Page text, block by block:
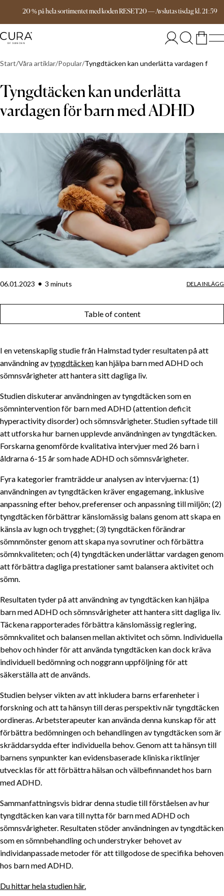
20 % på hela sortimentet med koden RESET20—Avslutastisdagkl.21:59
Fri frakt över 999 kr
Start Våra artiklar Popular Tyngdtäcken kan underlätta vardagen för
Tyngdtäcken kan underlätta
vardagen för barn med ADHD
06.01.2023 3 minuts DELA INLÄGG
Table of content
I en vetenskaplig studie från Halmstad tyder resultaten på att
användning avtyngdtäcken kan hjälpa barn med ADHD och
sömnsvårigheter att hantera sitt dagliga liv.
Studien diskuterar användningen av tyngdtäcken som en
sömnintervention för barn med ADHD (attention deficit
hyperactivity disorder) och sömnsvårigheter. Studien syftade till
att utforska hur barnen upplevde användningen av tyngdtäcken.
Forskarna genomförde kvalitativa intervjuer med 26 barn i
åldrarna 6-15 år som hade ADHD och sömnsvårigheter.
Fyra kategorier framträdde ur analysen av intervjuerna: (1)
användningen av tyngdtäcken kräver engagemang, inklusive
anpassning efter behov, preferenser och anpassning till miljön; (2)
tyngdtäcken förbättrar känslomässig balans genom att skapa en
känsla av lugn och trygghet; (3) tyngdtäcken förändrar
sömnmönster genom att skapa nya sovrutiner och förbättra
sömnkvaliteten; och (4) tyngdtäcken underlättar vardagen genom
att förbättra dagliga prestationer samt balansera aktivitet och
sömn.
Resultaten tyder på att användning av tyngdtäcken kan hjälpa
barn med ADHD och sömnsvårigheter att hantera sitt dagliga liv.
Täckena rapporterades förbättra känslomässig reglering,
sömnkvalitet och balansen mellan aktivitet och sömn. Individuella
behov och hinder för att använda tyngdtäcken kan dock kräva
individuell bedömning och noggrann uppföljning för att
säkerställa att de används.
Studien belyser vikten av att inkludera barns erfarenheter i
forskning och att ta hänsyn till deras perspektiv när tyngdtäcken
ordineras. Arbetsterapeuter kan använda denna kunskap för att
förbättra bedömningen och behandlingen av tyngdtäcken som är
skräddarsydda efter individuella behov. Genom att ta hänsyn till
barnens synpunkter kan evidensbaserade kliniska riktlinjer
utvecklas för att förbättra hälsan och välbefinnandet hos barn
med ADHD.
Sammanfattningsvis bidrar denna studie till förståelsen av hur
tyngdtäcken kan vara till nytta för barn med ADHD och
sömnsvårigheter. Resultaten stöder användningen av tyngdtäcken
som en sömnbehandling och understryker behovet av
individanpassade metoder för att tillgodose de specifika behoven
hos barn med ADHD.
Du hittar hela studien här.